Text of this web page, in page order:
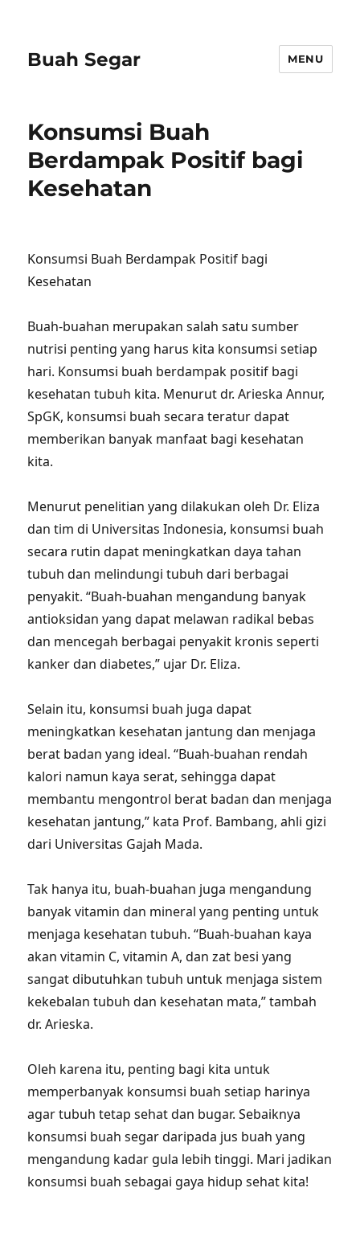
Buah Segar MENU
Konsumsi Buah
Berdampak Positif bagi
Kesehatan
Konsumsi Buah Berdampak Positif bagi
Kesehatan
Buah-buahan merupakan salah satu sumber
nutrisi penting yang harus kita konsumsi setiap
hari. Konsumsi buah berdampak positif bagi
kesehatan tubuh kita. Menurut dr. Arieska Annur,
SpGK, konsumsi buah secara teratur dapat
memberikan banyak manfaat bagi kesehatan
kita.
Menurut penelitian yang dilakukan oleh Dr. Eliza
dan tim di Universitas Indonesia, konsumsi buah
secara rutin dapat meningkatkan daya tahan
tubuh dan melindungi tubuh dari berbagai
penyakit. “Buah-buahan mengandung banyak
antioksidan yang dapat melawan radikal bebas
dan mencegah berbagai penyakit kronis seperti
kanker dan diabetes,” ujar Dr. Eliza.
Selain itu, konsumsi buah juga dapat
meningkatkan kesehatan jantung dan menjaga
berat badan yang ideal. “Buah-buahan rendah
kalori namun kaya serat, sehingga dapat
membantu mengontrol berat badan dan menjaga
kesehatan jantung,” kata Prof. Bambang, ahli gizi
dari Universitas Gajah Mada.
Tak hanya itu, buah-buahan juga mengandung
banyak vitamin dan mineral yang penting untuk
menjaga kesehatan tubuh. “Buah-buahan kaya
akan vitamin C, vitamin A, dan zat besi yang
sangat dibutuhkan tubuh untuk menjaga sistem
kekebalan tubuh dan kesehatan mata,” tambah
dr. Arieska.
Oleh karena itu, penting bagi kita untuk
memperbanyak konsumsi buah setiap harinya
agar tubuh tetap sehat dan bugar. Sebaiknya
konsumsi buah segar daripada jus buah yang
mengandung kadar gula lebih tinggi. Mari jadikan
konsumsi buah sebagai gaya hidup sehat kita!